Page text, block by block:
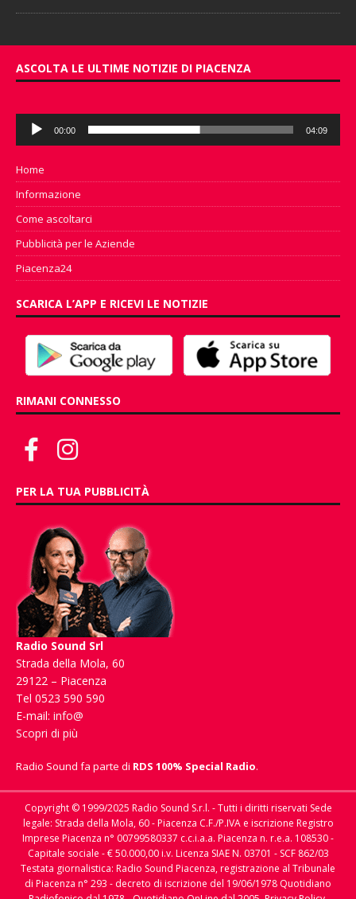
ASCOLTA LE ULTIME NOTIZIE DI PIACENZA
Audio
Player
00:00 04:09
Home
Informazione
Come ascoltarci
Pubblicità per le Aziende
Piacenza24
SCARICA L’APP E RICEVI LE NOTIZIE
RIMANI CONNESSO
PER LA TUA PUBBLICITÀ
Radio Sound Srl
Strada della Mola, 60
29122 – Piacenza
Tel 0523 590 590
E-mail: info@
Scopri di più
Radio Sound fa parte di RDS 100% Special Radio.
Copyright © 1999/2025 Radio Sound S.r.l. - Tutti i diritti riservati Sede
legale: Strada della Mola, 60 - Piacenza C.F./P.IVA e iscrizione Registro
Imprese Piacenza n° 00799580337 c.c.i.a.a. Piacenza n. r.e.a. 108530 -
Capitale sociale - € 50.000,00 i.v. Licenza SIAE N. 03701 - SCF 862/03
Testata giornalistica: Radio Sound Piacenza, registrazione al Tribunale
di Piacenza n° 293 - decreto di iscrizione del 19/06/1978 Quotidiano